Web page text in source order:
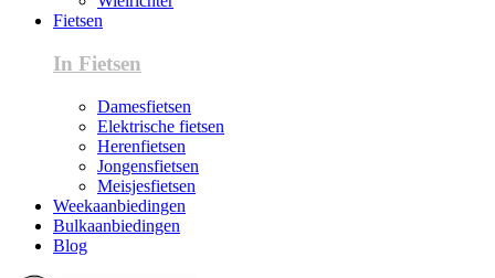
Fietsen
In Fietsen
Damesfietsen
Elektrische fietsen
Herenfietsen
Jongensfietsen
Meisjesfietsen
Weekaanbiedingen
Bulkaanbiedingen
Blog